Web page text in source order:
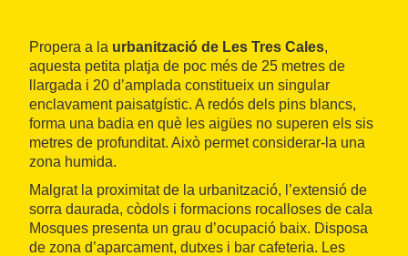
Propera a la urbanització de Les Tres Cales,
aquesta petita platja de poc més de 25 metres de
llargada i 20 d’amplada constitueix un singular
enclavament paisatgístic. A redós dels pins blancs,
forma una badia en què les aigües no superen els sis
metres de profunditat. Això permet considerar-la una
zona humida.
Malgrat la proximitat de la urbanització, l’extensió de
sorra daurada, còdols i formacions rocalloses de cala
Mosques presenta un grau d’ocupació baix. Disposa
de zona d’aparcament, dutxes i bar cafeteria. Les